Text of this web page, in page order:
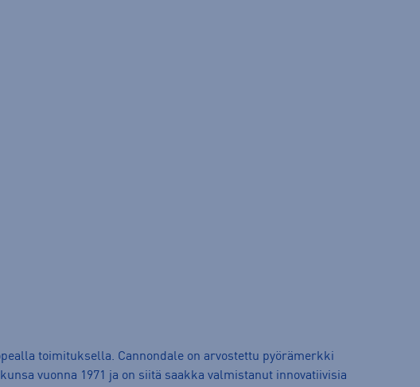
toimituksella. Cannondale on arvostettu pyörämerkki
vuonna 1971 ja on siitä saakka valmistanut innovatiivisia